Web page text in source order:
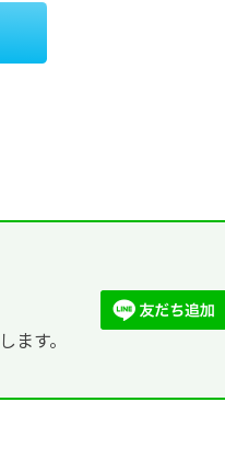
す。